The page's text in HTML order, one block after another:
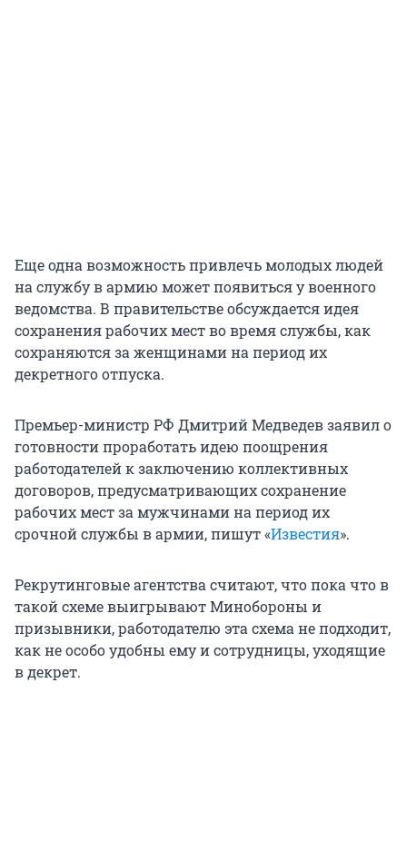
Еще одна возможность привлечь молодых людей
на службу в армию может появиться у военного
ведомства. В правительстве обсуждается идея
сохранения рабочих мест во время службы, как
сохраняются за женщинами на период их
декретного отпуска.
Премьер-министр РФ Дмитрий Медведев заявил о
готовности проработать идею поощрения
работодателей к заключению коллективных
договоров, предусматривающих сохранение
рабочих мест за мужчинами на период их
срочной службы в армии, пишут «Известия».
Рекрутинговые агентства считают, что пока что в
такой схеме выигрывают Минобороны и
призывники, работодателю эта схема не подходит,
как не особо удобны ему и сотрудницы, уходящие
в декрет.